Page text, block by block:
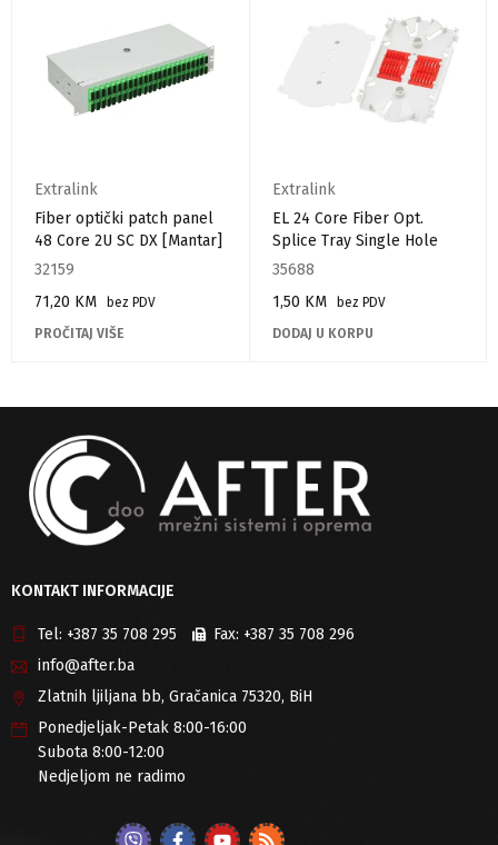
Extralink
Fiber optički patch panel
48 Core 2U SC DX [Mantar]
32159
71,20 KM
bez PDV
PROČITAJ VIŠE
Extralink
EL 24 Core Fiber Opt.
Splice Tray Single Hole
35688
1,50 KM
bez PDV
DODAJ U KORPU
KONTAKT INFORMACIJE
Tel: +387 35 708 295 Fax: +387 35 708 296
info@after.ba
Zlatnih ljiljana bb, Gračanica 75320, BiH
Ponedjeljak-Petak 8:00-16:00
Subota 8:00-12:00
Nedjeljom ne radimo